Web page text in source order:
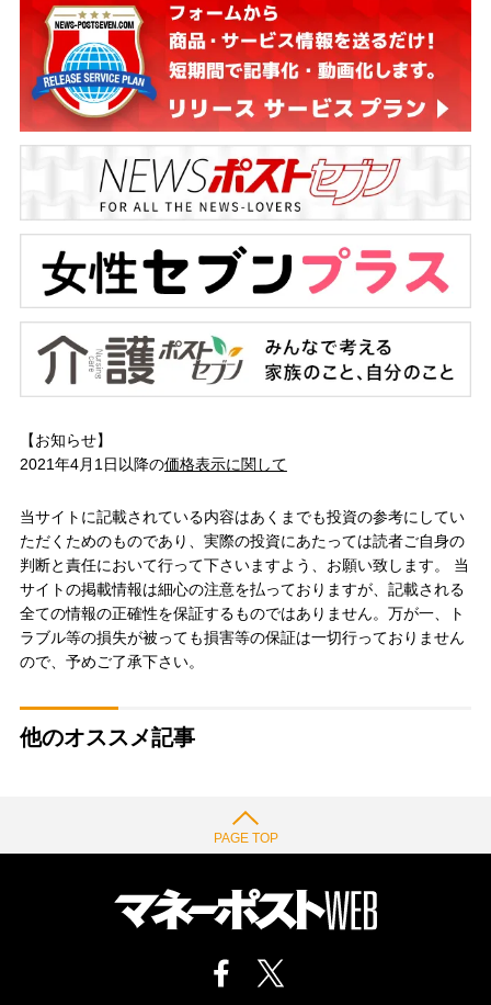
【お知らせ】
2021年4月1日以降の価格表示に関して
当サイトに記載されている内容はあくまでも投資の参考にしてい
ただくためのものであり、実際の投資にあたっては読者ご自身の
判断と責任において行って下さいますよう、お願い致します。 当
サイトの掲載情報は細心の注意を払っておりますが、記載される
全ての情報の正確性を保証するものではありません。万が一、ト
ラブル等の損失が被っても損害等の保証は一切行っておりません
ので、予めご了承下さい。
他のオススメ記事
PAGE TOP